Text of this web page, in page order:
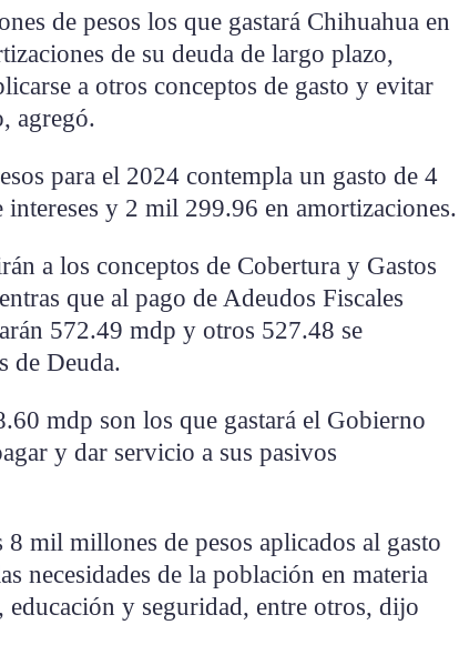
de pesos los que gastará Chihuahua en
de su deuda de largo plazo,
a otros conceptos de gasto y evitar
agregó.
para el 2024 contempla un gasto de 4
y 2 mil 299.96 en amortizaciones.
a los conceptos de Cobertura y Gastos
que al pago de Adeudos Fiscales
572.49 mdp y otros 527.48 se
de Deuda.
mdp son los que gastará el Gobierno
y dar servicio a sus pasivos
8 mil millones de pesos aplicados al gasto
necesidades de la población en materia
educación y seguridad, entre otros, dijo